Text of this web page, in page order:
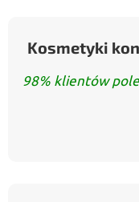
Kosmetyki
98% klientów